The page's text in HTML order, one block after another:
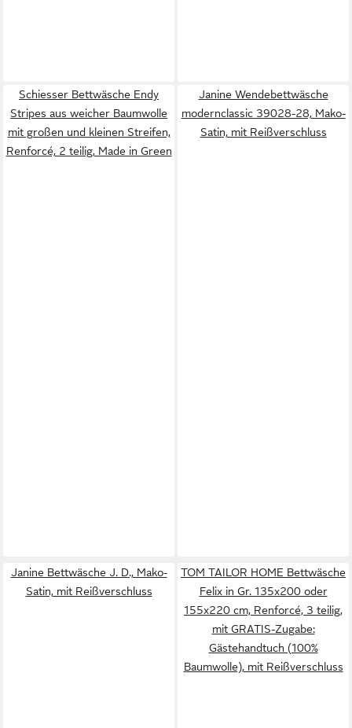
Schiesser Bettwäsche Endy
Stripes aus weicher Baumwolle
mit großen und kleinen Streifen,
Renforcé, 2 teilig, Made in Green
Janine Wendebettwäsche
modernclassic 39028-28, Mako-
Satin, mit Reißverschluss
Janine Bettwäsche J. D., Mako-
Satin, mit Reißverschluss
TOM TAILOR HOME Bettwäsche
Felix in Gr. 135x200 oder
155x220 cm, Renforcé, 3 teilig,
mit GRATIS-Zugabe:
Gästehandtuch (100%
Baumwolle), mit Reißverschluss